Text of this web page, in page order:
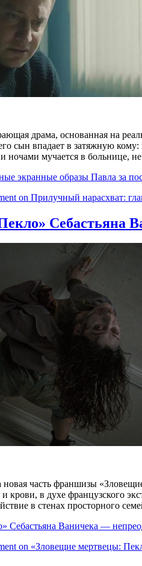
драма, основанная на
сын впадает в затяжную
ночами мучается в больнице,
экранные образы Павла за
on Прилучный нарасхват:
Себастьяна
часть франшизы
крови, в духе французского
в стенах просторного
Себастьяна Ваничека —
on «Зловещие мертвецы: